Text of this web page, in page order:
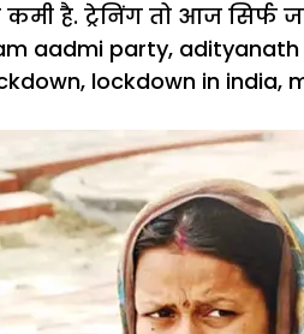
है. ट्रेनिंग तो आज
aadmi party, adityanath
, lockdown in india,